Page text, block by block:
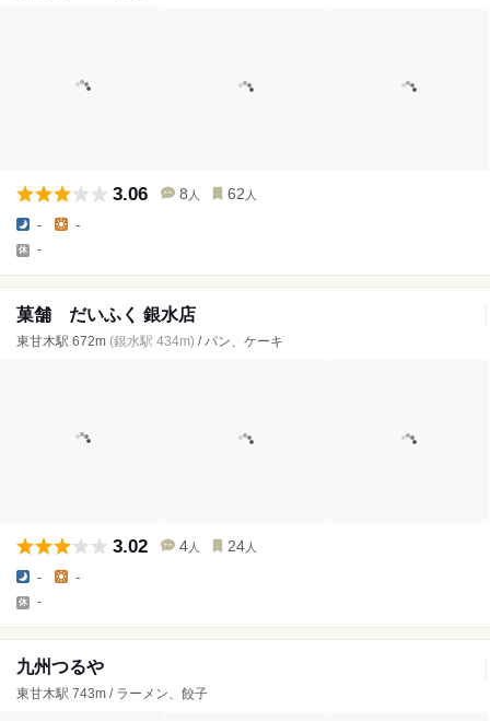
3.06 8 人 62 人
- -
-
菓舗 だいふく 銀水店
東甘木駅 672m (銀水駅 434m) / パン、ケーキ
3.02 4 人 24 人
- -
-
九州つるや
東甘木駅 743m / ラーメン、餃子